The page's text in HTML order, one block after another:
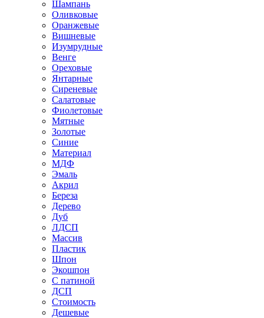
Шампань
Оливковые
Оранжевые
Вишневые
Изумрудные
Венге
Ореховые
Янтарные
Сиреневые
Салатовые
Фиолетовые
Мятные
Золотые
Синие
Материал
МДФ
Эмаль
Акрил
Береза
Дерево
Дуб
ЛДСП
Массив
Пластик
Шпон
Экошпон
С патиной
ДСП
Стоимость
Дешевые